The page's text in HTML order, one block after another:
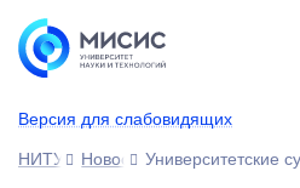
Версия для слабовидящих
НИТУ МИСИС
НовостиУниверситетские